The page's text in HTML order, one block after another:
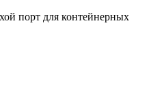
порт для контейнерных